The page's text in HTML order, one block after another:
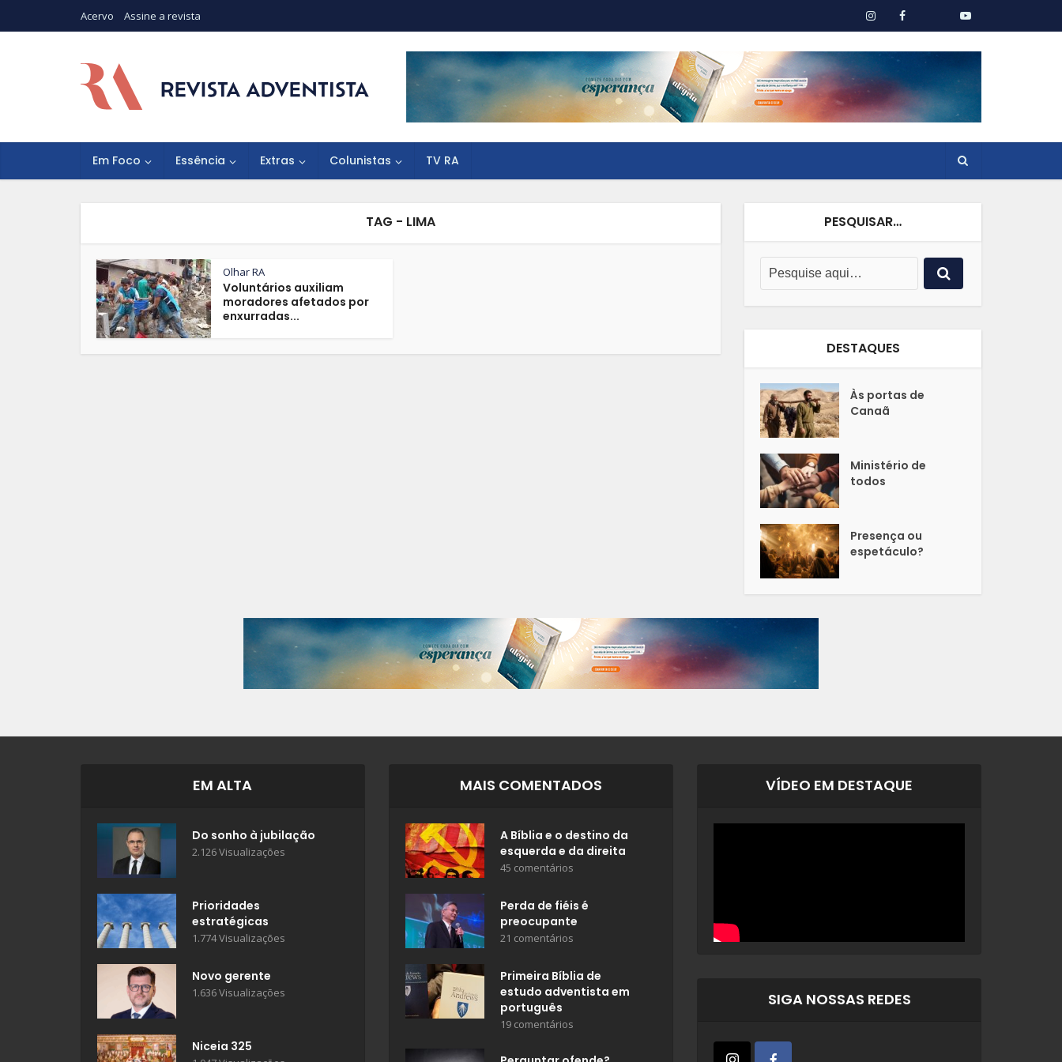
Acervo Assine a revista
Em Foco Essência Extras Colunistas TV RA
TAG - LIMA
Olhar RA
Voluntários auxiliam
moradores afetados por
enxurradas...
PESQUISAR…
DESTAQUES
Às portas de
Canaã
Ministério de
todos
Presença ou
espetáculo?
EM ALTA
Do sonho à jubilação
2.126 Visualizações
Prioridades
estratégicas
1.774 Visualizações
Novo gerente
1.636 Visualizações
Niceia 325
MAIS COMENTADOS
A Bíblia e o destino da
esquerda e da direita
45 comentários
Perda de fiéis é
preocupante
21 comentários
Primeira Bíblia de
estudo adventista em
português
19 comentários
VÍDEO EM DESTAQUE
SIGA NOSSAS REDES